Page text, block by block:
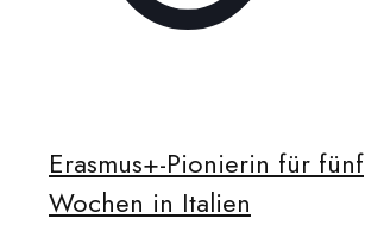
Erasmus+-Pionierin für fünf
Wochen in Italien